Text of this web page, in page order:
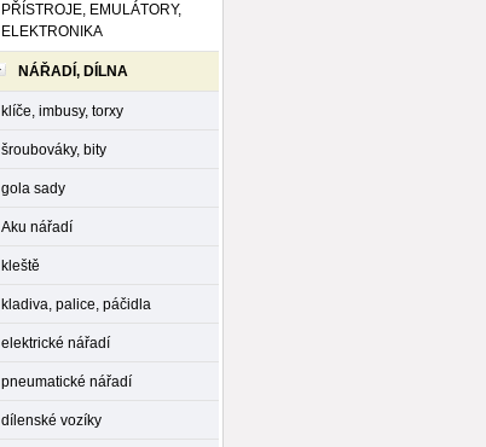
PŘÍSTROJE, EMULÁTORY,
ELEKTRONIKA
NÁŘADÍ, DÍLNA
klíče, imbusy, torxy
šroubováky, bity
gola sady
Aku nářadí
kleště
kladiva, palice, páčidla
elektrické nářadí
pneumatické nářadí
dílenské vozíky